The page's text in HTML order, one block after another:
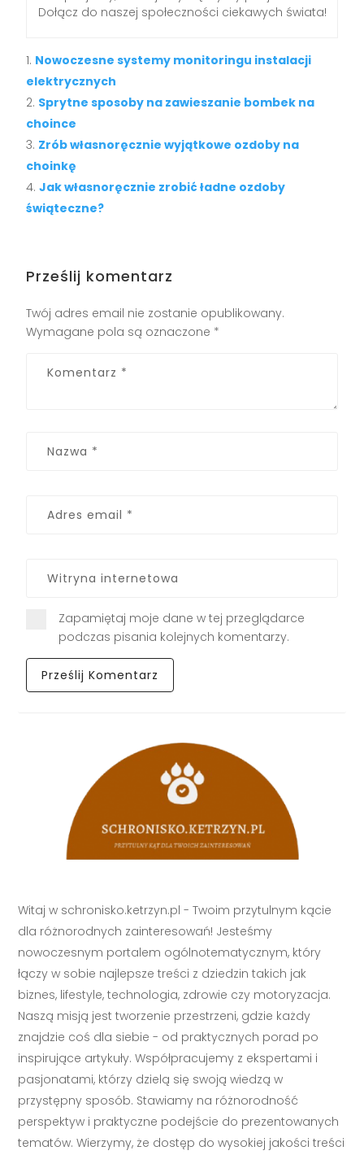
Dołącz do naszej społeczności ciekawych świata!
Nowoczesne systemy monitoringu instalacji
elektrycznych
Sprytne sposoby na zawieszanie bombek na
choince
Zrób własnoręcznie wyjątkowe ozdoby na
choinkę
Jak własnoręcznie zrobić ładne ozdoby
świąteczne?
Prześlij komentarz
Twój adres email nie zostanie opublikowany.
Wymagane pola są oznaczone *
Zapamiętaj moje dane w tej przeglądarce
podczas pisania kolejnych komentarzy.
Witaj w schronisko.ketrzyn.pl - Twoim przytulnym kącie
dla różnorodnych zainteresowań! Jesteśmy
nowoczesnym portalem ogólnotematycznym, który
łączy w sobie najlepsze treści z dziedzin takich jak
biznes, lifestyle, technologia, zdrowie czy motoryzacja.
Naszą misją jest tworzenie przestrzeni, gdzie każdy
znajdzie coś dla siebie - od praktycznych porad po
inspirujące artykuły. Współpracujemy z ekspertami i
pasjonatami, którzy dzielą się swoją wiedzą w
przystępny sposób. Stawiamy na różnorodność
perspektyw i praktyczne podejście do prezentowanych
tematów. Wierzymy, że dostęp do wysokiej jakości treści